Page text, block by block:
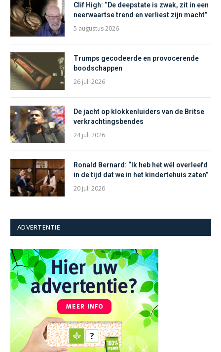
Clif High: “De deepstate is zwak, zit in een
neerwaartse trend en verliest zijn macht”
5 augustus 2026
Trumps gecodeerde en provocerende
boodschappen
26 juli 2026
De jacht op klokkenluiders van de Britse
verkrachtingsbendes
24 juli 2026
Ronald Bernard: “Ik heb het wél overleefd
in de tijd dat we in het kindertehuis zaten”
20 juli 2026
ADVERTENTIE